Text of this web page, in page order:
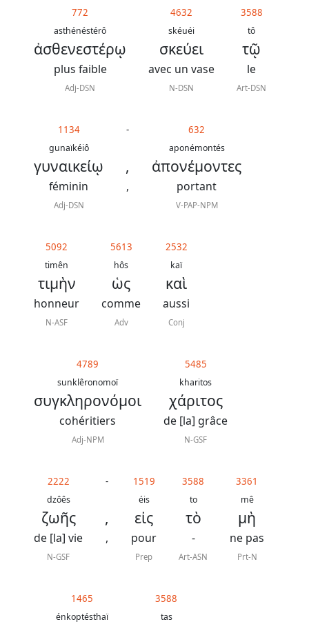
772
asthénéstérô
ἀσθενεστέρῳ
plus faible
Adj-DSN
4632
skéuéi
σκεύει
avec un vase
N-DSN
3588
tô
τῷ
le
Art-DSN
1134
gunaïkéiô
γυναικείῳ
féminin
Adj-DSN
-
,
,
632
aponémontés
ἀπονέμοντες
portant
V-PAP-NPM
5092
timên
τιμὴν
honneur
N-ASF
5613
hôs
ὡς
comme
Adv
2532
kaï
καὶ
aussi
Conj
4789
sunklêronomoï
συγκληρονόμοι
cohéritiers
Adj-NPM
5485
kharitos
χάριτος
de [la] grâce
N-GSF
2222
dzôês
ζωῆς
de [la] vie
N-GSF
-
,
,
1519
éis
εἰς
pour
Prep
3588
to
τὸ
-
Art-ASN
3361
mê
μὴ
ne pas
Prt-N
1465
énkoptésthaï
3588
tas